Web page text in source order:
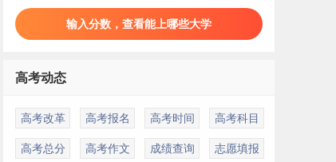
输入分数，查看能上哪些大学
高考动态
高考改革 高考报名 高考时间 高考科目
高考总分 高考作文 成绩查询 志愿填报